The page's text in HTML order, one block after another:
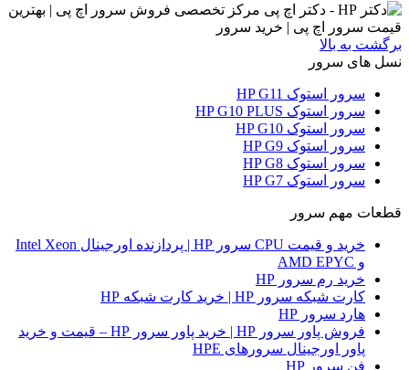
برگشت به بالا
نسل های سرور
سرور استوک HP G11
سرور استوک HP G10 PLUS
سرور استوک HP G10
سرور استوک HP G9
سرور استوک HP G8
سرور استوک HP G7
قطعات مهم سرور
خرید و قیمت CPU سرور HP | پردازنده اورجینال Intel Xeon
و AMD EPYC
خرید رم سرور HP
کارت شبکه سرور HP | خرید کارت شبکه HP
هارد سرور HP
فروش پاور سرور HP | خرید پاور سرور HP – قیمت و خرید
پاور اورجینال سرورهای HPE
فن سرور HP